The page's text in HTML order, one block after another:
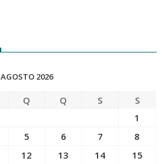
AGOSTO 2026
Q Q S
S
1
5 6 7
8
12 13 14
15